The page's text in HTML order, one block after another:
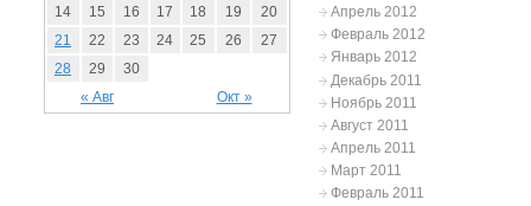
« Авг Окт »
14
15 16 17 18 19
20
21
22 23 24 25 26
27
28
29 30
Апрель 2012
Февраль 2012
Январь 2012
Декабрь 2011
Ноябрь 2011
Август 2011
Апрель 2011
Март 2011
Февраль 2011